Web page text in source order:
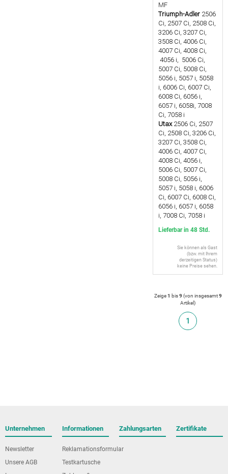
MF
Triumph-Adler 2506
Ci, 2507 Ci, 2508 Ci,
3206 Ci, 3207 Ci,
3508 Ci, 4006 Ci,
4007 Ci, 4008 Ci,
4056 i, 5006 Ci,
5007 Ci, 5008 Ci,
5056 i, 5057 i, 5058
i, 6006 Ci, 6007 Ci,
6008 Ci, 6056 i,
6057 i, 6058i, 7008
Ci, 7058 i
Utax2506 Ci, 2507
Ci, 2508 Ci, 3206 Ci,
3207 Ci, 3508 Ci,
4006 Ci, 4007 Ci,
4008 Ci, 4056 i,
5006 Ci, 5007 Ci,
5008 Ci, 5056 i,
5057 i, 5058 i, 6006
Ci, 6007 Ci, 6008 Ci,
6056 i, 6057 i, 6058
i, 7008 Ci, 7058 i
Lieferbar in 48 Std.
Sie können als Gast
(bzw. mit Ihrem
derzeitigen Status)
keine Preise sehen.
Zeige1 bis9(von insgesamt9
Artikel)
1
Unternehmen
Newsletter
Unsere AGB
Informationen
Reklamationsformular
Testkartusche
Zahlungsarten Zertifikate